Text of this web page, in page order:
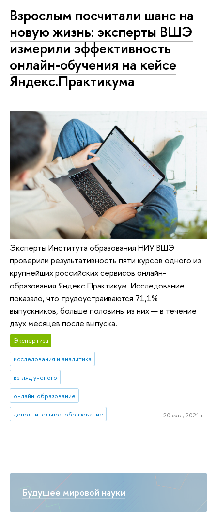
Будущее мировой науки
Взрослым посчитали шанс на
новую жизнь: эксперты ВШЭ
измерили эффективность
онлайн-обучения на кейсе
Яндекс.Практикума
Эксперты Института образования НИУ ВШЭ
проверили результативность пяти курсов одного из
крупнейших российских сервисов онлайн-
образования Яндекс.Практикум. Исследование
показало, что трудоустраиваются 71,1%
выпускников, больше половины из них — в течение
двух месяцев после выпуска.
Экспертиза
исследования и аналитика
взгляд ученого
онлайн-образование
дополнительное образование 20 мая, 2021 г.